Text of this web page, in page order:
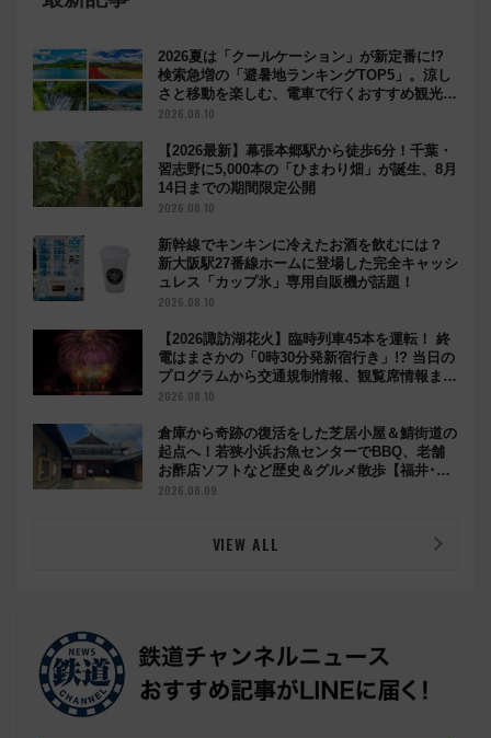
2026夏は「クールケーション」が新定番に!?
検索急増の「避暑地ランキングTOP5」。涼し
さと移動を楽しむ、電車で行くおすすめ観光情
報も
2026.08.10
【2026最新】幕張本郷駅から徒歩6分！千葉・
習志野に5,000本の「ひまわり畑」が誕生、8月
14日までの期間限定公開
2026.08.10
新幹線でキンキンに冷えたお酒を飲むには？
新大阪駅27番線ホームに登場した完全キャッシ
ュレス「カップ氷」専用自販機が話題！
2026.08.10
【2026諏訪湖花火】臨時列車45本を運転！ 終
電はまさかの「0時30分発新宿行き」!? 当日の
プログラムから交通規制情報、観覧席情報まで
徹底解説
2026.08.10
倉庫から奇跡の復活をした芝居小屋＆鯖街道の
起点へ！若狭小浜お魚センターでBBQ、老舗
お酢店ソフトなど歴史＆グルメ散歩【福井･小
浜観光】
2026.08.09
VIEW ALL